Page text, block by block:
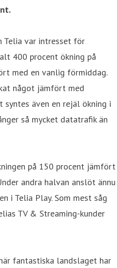
Telia var intresset för
400 procent ökning på
med en vanlig förmiddag.
något jämfört med
syntes även en rejäl ökning i
så mycket datatrafik än
på 150 procent jämfört
andra halvan anslöt ännu
i Telia Play. Som mest såg
TV & Streaming-kunder
fantastiska landslaget har